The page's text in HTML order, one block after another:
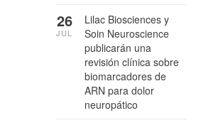
Lilac Biosciences y
Soin Neuroscience
publicarán una
revisión clínica sobre
biomarcadores de
ARN para dolor
neuropático
26
JUL